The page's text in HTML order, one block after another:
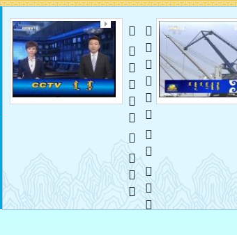
   